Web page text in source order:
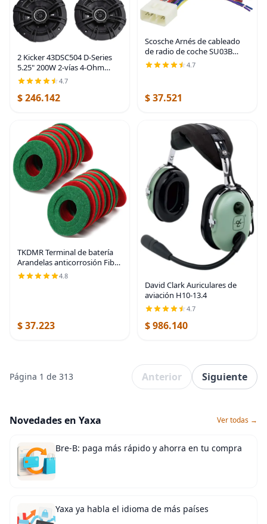
2 Kicker 43DSC504 D-Series
5.25" 200W 2-vías 4-Ohm
altavoces coaxiales de audio
para coche
4.7
$ 246.142
Scosche Arnés de cableado
de radio de coche SU03B
compatible con vehículos
Subaru no amplificados 1993-
4.7
$ 37.521
TKDMR Terminal de batería
Arandelas anticorrosión Fibra
- Arandelas de batería
Protector de terminal de
4.8
$ 37.223
David Clark Auriculares de
aviación H10-13.4
4.7
$ 986.140
Página 1 de 313 Anterior Siguiente
Novedades en Yaxa Ver todas →
Bre-B: paga más rápido y ahorra en tu compra
Yaxa ya habla el idioma de más países